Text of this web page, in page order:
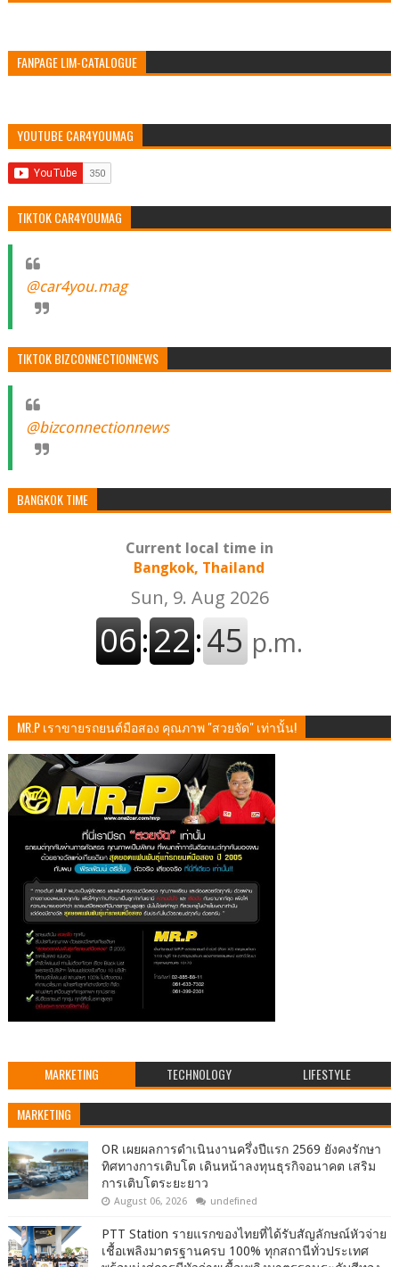
FANPAGE LIM-CATALOGUE
YOUTUBE CAR4YOUMAG
TIKTOK CAR4YOUMAG
@car4you.mag
TIKTOK BIZCONNECTIONNEWS
@bizconnectionnews
BANGKOK TIME
Current local time in
Bangkok, Thailand
MR.P เราขายรถยนต์มือสอง คุณภาพ "สวยจัด" เท่านั้น!
MARKETING TECHNOLOGY LIFESTYLE
MARKETING
OR เผยผลการดำเนินงานครึ่งปีแรก 2569 ยังคงรักษา
ทิศทางการเติบโต เดินหน้าลงทุนธุรกิจอนาคต เสริม
การเติบโตระยะยาว
August 06, 2026 undefined
PTT Station รายแรกของไทยที่ได้รับสัญลักษณ์หัวจ่าย
เชื้อเพลิงมาตรฐานครบ 100% ทุกสถานีทั่วประเทศ